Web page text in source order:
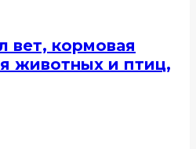
вет, кормовая
животных и птиц,